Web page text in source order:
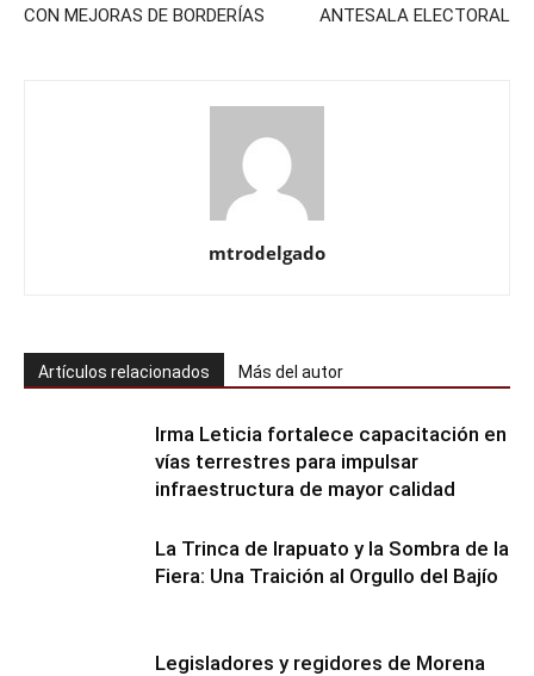
CON MEJORAS DE BORDERÍAS
ANTESALA ELECTORAL
mtrodelgado
Artículos relacionados Más del autor
Irma Leticia fortalece capacitación en
vías terrestres para impulsar
infraestructura de mayor calidad
​La Trinca de Irapuato y la Sombra de la
Fiera: Una Traición al Orgullo del Bajío
Legisladores y regidores de Morena